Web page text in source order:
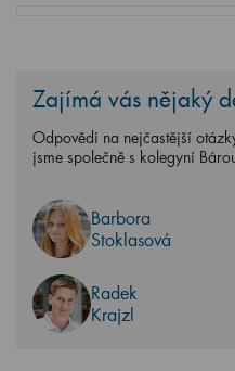
Zajímá vás nějaký
Odpovědi na nejčastější
jsme společně s kolegyní
Barbora
Stoklasová
Radek
Krajzl